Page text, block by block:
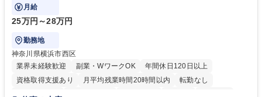
理知識を身につけていただきます。
月給
25万円～28万円
勤務地
神奈川県横浜市西区
業界未経験歓迎
副業・WワークOK
年間休日120日以上
資格取得支援あり
月平均残業時間20時間以内
転勤なし
未経験者歓迎